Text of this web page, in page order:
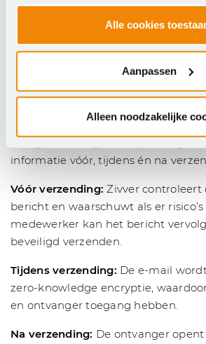
Alle cookies
Aanpassen
Alleen noodzakelijke
– bewustwording
OI.04– bewustwording
persoonsgegevens
Veilig mailen in elke stap
informatie vóór, tijdens én na
Vóór verzending: Zivver controleert
bericht en waarschuwt als er risico’s
medewerker kan het bericht
beveiligd verzenden.
Tijdens verzending: De e-mail
zero-knowledge encryptie,
en ontvanger toegang hebben.
Na verzending: De ontvanger